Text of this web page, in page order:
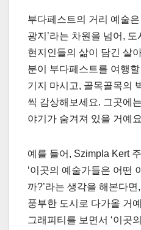
부다페스트의 거리 예술은
광지’라는 차원을 넘어,
현지인들의 삶이 담긴 살
분이 부다페스트를 여행
기지 마시고, 골목골목의
씩 감상해보세요. 그곳에
야기가 숨겨져 있을 거예
예를 들어, Szimpla Kert
‘이곳의 예술가들은 어떤
까?’라는 생각을 해본다
풍부한 도시로 다가올 거
그래피티를 보면서 ‘이곳